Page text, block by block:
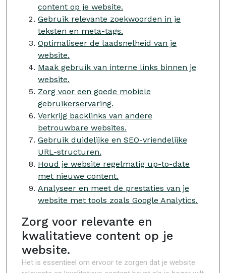
content op je website.
Gebruik relevante zoekwoorden in je
teksten en meta-tags.
Optimaliseer de laadsnelheid van je
website.
Maak gebruik van interne links binnen je
website.
Zorg voor een goede mobiele
gebruikerservaring.
Verkrijg backlinks van andere
betrouwbare websites.
Gebruik duidelijke en SEO-vriendelijke
URL-structuren.
Houd je website regelmatig up-to-date
met nieuwe content.
Analyseer en meet de prestaties van je
website met tools zoals Google Analytics.
Zorg voor relevante en
kwalitatieve content op je
website.
Het is essentieel om ervoor te zorgen dat je website